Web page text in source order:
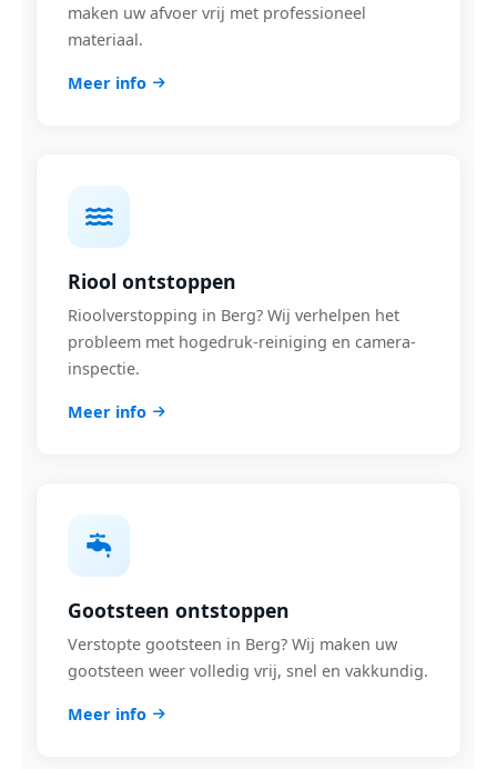
maken uw afvoer vrij met professioneel
materiaal.
Meer info
Riool ontstoppen
Rioolverstopping in Berg? Wij verhelpen het
probleem met hogedruk-reiniging en camera-
inspectie.
Meer info
Gootsteen ontstoppen
Verstopte gootsteen in Berg? Wij maken uw
gootsteen weer volledig vrij, snel en vakkundig.
Meer info